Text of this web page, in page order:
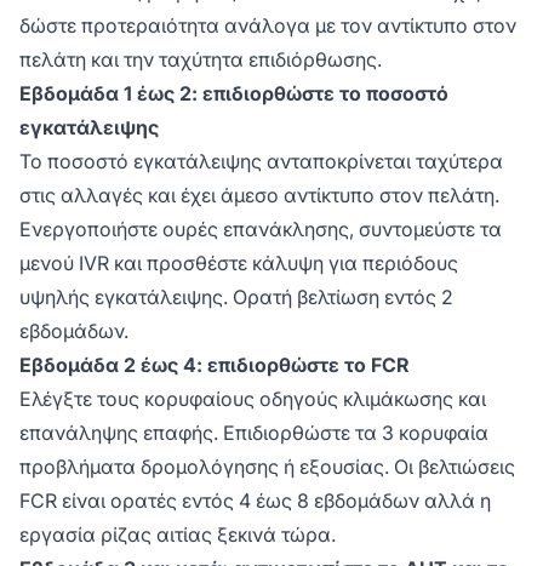
δώστε προτεραιότητα ανάλογα με τον αντίκτυπο στον
πελάτη και την ταχύτητα επιδιόρθωσης.
Εβδομάδα 1 έως 2: επιδιορθώστε το ποσοστό
εγκατάλειψης
Το ποσοστό εγκατάλειψης ανταποκρίνεται ταχύτερα
στις αλλαγές και έχει άμεσο αντίκτυπο στον πελάτη.
Ενεργοποιήστε ουρές επανάκλησης, συντομεύστε τα
μενού IVR και προσθέστε κάλυψη για περιόδους
υψηλής εγκατάλειψης. Ορατή βελτίωση εντός 2
εβδομάδων.
Εβδομάδα 2 έως 4: επιδιορθώστε το FCR
Ελέγξτε τους κορυφαίους οδηγούς κλιμάκωσης και
επανάληψης επαφής. Επιδιορθώστε τα 3 κορυφαία
προβλήματα δρομολόγησης ή εξουσίας. Οι βελτιώσεις
FCR είναι ορατές εντός 4 έως 8 εβδομάδων αλλά η
εργασία ρίζας αιτίας ξεκινά τώρα.